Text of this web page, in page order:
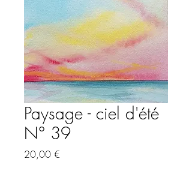
Paysage - ciel d'été
N° 39
20,00 €